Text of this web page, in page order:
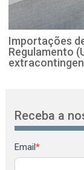
Importações
Regulamento
Receba a
Newsletter
Email*